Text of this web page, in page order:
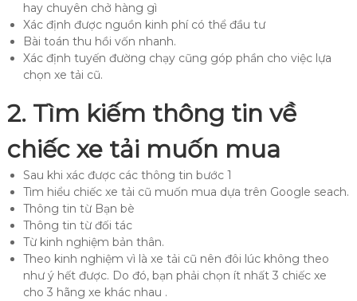
hay chuyên chở hàng gì
Xác định được nguồn kinh phí có thể đầu tư
Bài toán thu hồi vốn nhanh.
Xác định tuyến đường chạy cũng góp phần cho việc lựa
chọn xe tải cũ.
2. Tìm kiếm thông tin về
chiếc xe tải muốn mua
Sau khi xác được các thông tin bước 1
Tìm hiểu chiếc xe tải cũ muốn mua dựa trên Google seach.
Thông tin từ Bạn bè
Thông tin từ đối tác
Từ kinh nghiệm bản thân.
Theo kinh nghiệm vì là xe tải cũ nên đôi lúc không theo
như ý hết được. Do đó, bạn phải chọn ít nhất 3 chiếc xe
cho 3 hãng xe khác nhau .